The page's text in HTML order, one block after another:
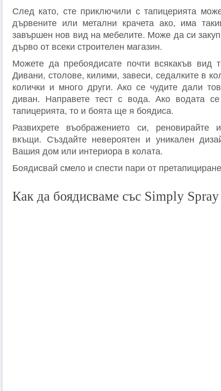
След като, сте приключили с тапицерията
дървените или метални крачета ако, има
завършен нов вид на мебелите. Може да си
дърво от всеки строителен магазин.
Можете да пребоядисате почти всякакъв вид
Дивани, столове, килими, завеси, седалките в
колички и много други. Ако се чудите дали
диван. Направете тест с вода. Ако водата
тапицерията, то и боята ще я боядиса.
Развихрете въображението си, реновирайте
вкъщи. Създайте невероятен и уникален
Вашия дом или интериора в колата.
Боядисвай смело и спести пари от
Как да боядисваме със Simply